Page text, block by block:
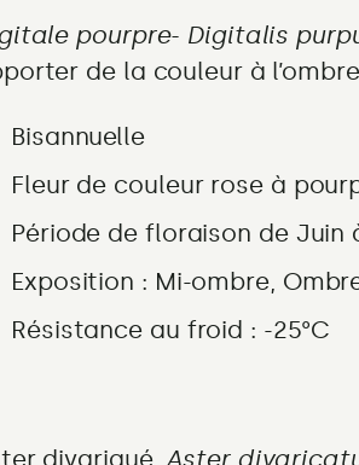
pourpre- Digitalis
de la couleur à l’ombre
Bisannuelle
Fleur de couleur rose à
Période de floraison de Juin
Exposition : Mi-ombre,
Résistance au froid : -25°C
divariqué, Aster